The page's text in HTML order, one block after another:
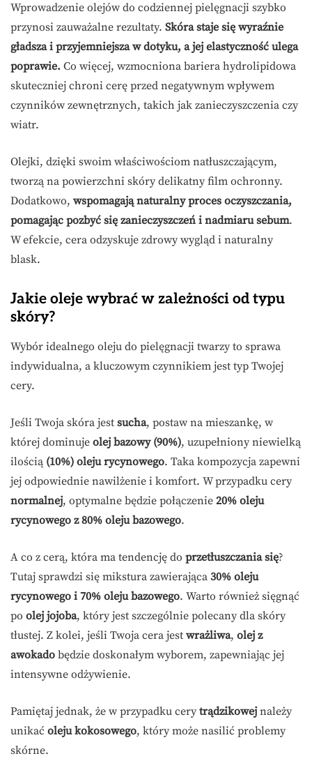
Wprowadzenie olejów do codziennej pielęgnacji szybko
przynosi zauważalne rezultaty. Skóra staje się wyraźnie
gładsza i przyjemniejsza w dotyku, a jej elastyczność ulega
poprawie. Co więcej, wzmocniona bariera hydrolipidowa
skuteczniej chroni cerę przed negatywnym wpływem
czynników zewnętrznych, takich jak zanieczyszczenia czy
wiatr.
Olejki, dzięki swoim właściwościom natłuszczającym,
tworzą na powierzchni skóry delikatny film ochronny.
Dodatkowo, wspomagają naturalny proces oczyszczania,
pomagając pozbyć się zanieczyszczeń i nadmiaru sebum.
W efekcie, cera odzyskuje zdrowy wygląd i naturalny
blask.
Jakie oleje wybrać w zależności od typu
skóry?
Wybór idealnego oleju do pielęgnacji twarzy to sprawa
indywidualna, a kluczowym czynnikiem jest typ Twojej
cery.
Jeśli Twoja skóra jest sucha, postaw na mieszankę, w
której dominuje olej bazowy (90%), uzupełniony niewielką
ilością (10%) oleju rycynowego. Taka kompozycja zapewni
jej odpowiednie nawilżenie i komfort. W przypadku cery
normalnej, optymalne będzie połączenie 20% oleju
rycynowego z 80% oleju bazowego.
A co z cerą, która ma tendencję do przetłuszczania się?
Tutaj sprawdzi się mikstura zawierająca 30% oleju
rycynowego i 70% oleju bazowego. Warto również sięgnąć
po olej jojoba, który jest szczególnie polecany dla skóry
tłustej. Z kolei, jeśli Twoja cera jest wrażliwa, olej z
awokado będzie doskonałym wyborem, zapewniając jej
intensywne odżywienie.
Pamiętaj jednak, że w przypadku cery trądzikowej należy
unikać oleju kokosowego, który może nasilić problemy
skórne.